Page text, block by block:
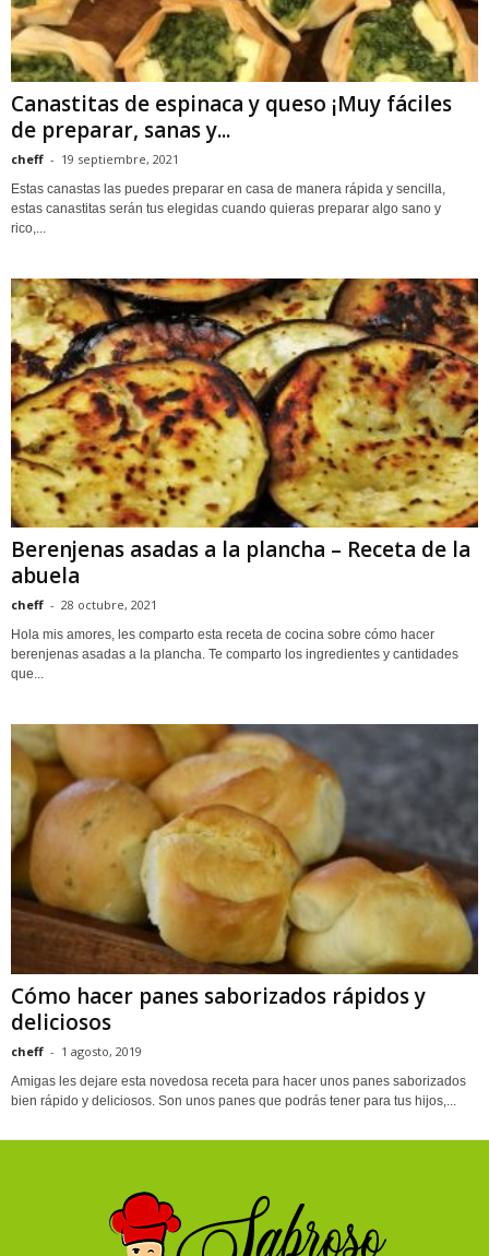
Canastitas de espinaca y queso ¡Muy fáciles
de preparar, sanas y...
cheff - 19 septiembre, 2021
Estas canastas las puedes preparar en casa de manera rápida y sencilla,
estas canastitas serán tus elegidas cuando quieras preparar algo sano y
rico,...
Berenjenas asadas a la plancha – Receta de la
abuela
cheff - 28 octubre, 2021
Hola mis amores, les comparto esta receta de cocina sobre cómo hacer
berenjenas asadas a la plancha. Te comparto los ingredientes y cantidades
que...
Cómo hacer panes saborizados rápidos y
deliciosos
cheff - 1 agosto, 2019
Amigas les dejare esta novedosa receta para hacer unos panes saborizados
bien rápido y deliciosos. Son unos panes que podrás tener para tus hijos,...